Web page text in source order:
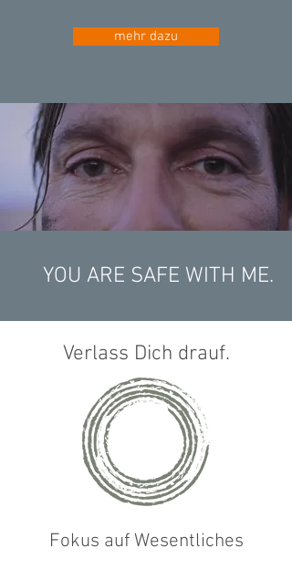
mehr dazu
YOU ARE SAFE WITH ME.
Verlass Dich drauf.
Fokus auf Wesentliches